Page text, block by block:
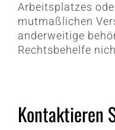
Arbeitsplatzes
mutmaßlichen
anderweitige
Rechtsbehelfe
Kontaktieren